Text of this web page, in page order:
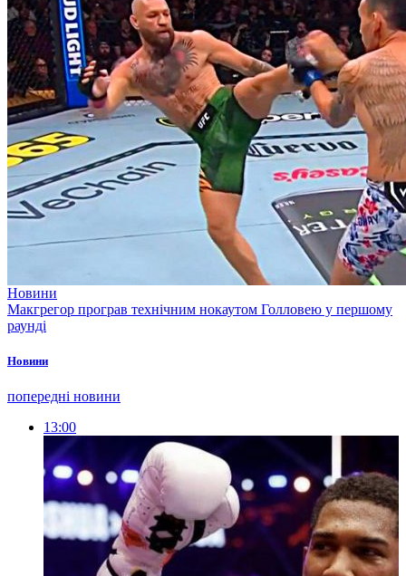
Новини
Макгрегор програв технічним нокаутом Голловею у першому
раунді
Новини
попередні новини
13:00